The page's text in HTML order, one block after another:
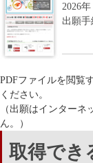
2026年
出願手
PDFファイルを閲覧
ください。
（出願はインター
ん。）
取得でき